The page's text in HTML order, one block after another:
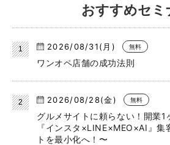
おすすめセミ
2026/08/31(月) 無料
ワンオペ店舗の成功法則
2026/08/28(金) 無料
グルメサイトに頼らない！開業1
『インスタ×LINE×MEO×AI』集
トを最小化へ！〜